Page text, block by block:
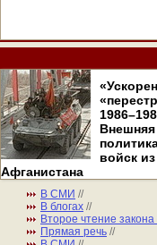
Внешняя
войск из
Афганистана
В СМИ //
В блогах //
Второе чтение
Прямая речь //